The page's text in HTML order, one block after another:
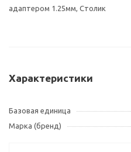
адаптером 1.25мм, Столик
Характеристики
Базовая единица
Марка (бренд)